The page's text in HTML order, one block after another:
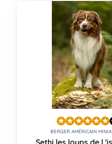
BERGER AMÉRICAIN
Sethi les loups de l